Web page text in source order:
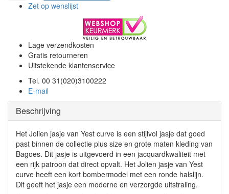
Zet op wenslijst
Lage verzendkosten
Gratis retourneren
Uitstekende klantenservice
Tel. 00 31(020)3100222
E-mail
Beschrijving
Het Jolien jasje van Yest curve is een stijlvol jasje dat goed
past binnen de collectie plus size en grote maten kleding van
Bagoes. Dit jasje is uitgevoerd in een jacquardkwaliteit met
een rijk patroon dat direct opvalt. Het Jolien jasje van Yest
curve heeft een kort bombermodel met een ronde halslijn.
Dit geeft het jasje een moderne en verzorgde uitstraling.